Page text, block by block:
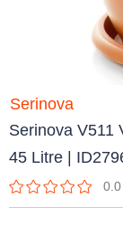
Serinova V511
45 Litre |
0.0
Serinova